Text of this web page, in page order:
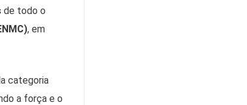
de todo o
, em
categoria
a força e o